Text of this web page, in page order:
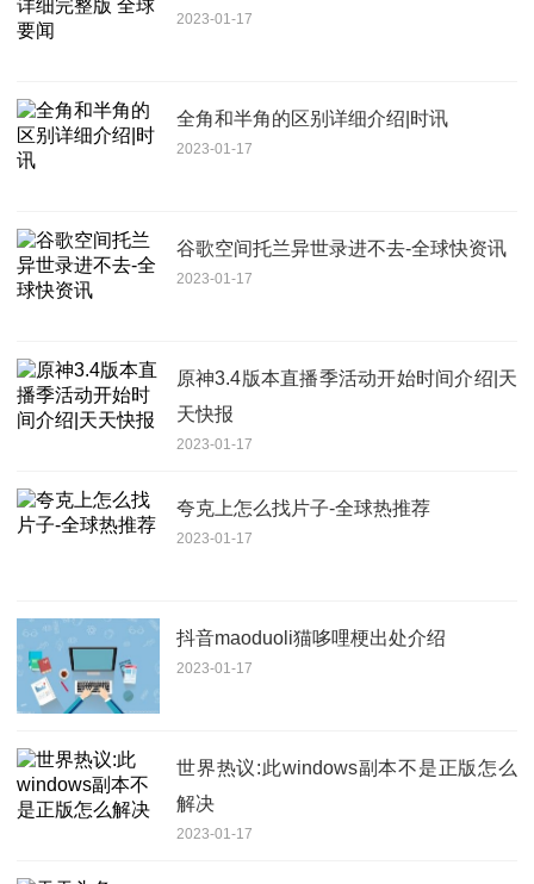
2023-01-17
全角和半角的区别详细介绍|时讯
2023-01-17
谷歌空间托兰异世录进不去-全球快资讯
2023-01-17
原神3.4版本直播季活动开始时间介绍|天
天快报
2023-01-17
夸克上怎么找片子-全球热推荐
2023-01-17
抖音maoduoli猫哆哩梗出处介绍
2023-01-17
世界热议:此windows副本不是正版怎么
解决
2023-01-17